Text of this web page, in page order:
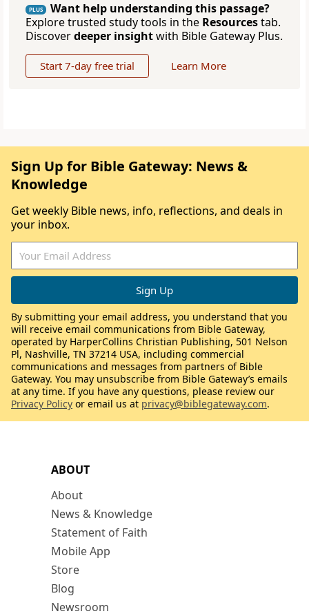
PLUS
Want help understanding this passage?
Explore trusted study tools in the Resourcestab.
Discoverdeeper insightwith Bible Gateway Plus.
Start 7-day free trial Learn More
ABOUT
About
News & Knowledge
Statement of Faith
Mobile App
Store
Blog
Newsroom
Sign Up for Bible Gateway: News &
Knowledge
Get weekly Bible news, info, reflections, and deals in
your inbox.
By submitting your email address, you understand that you
will receive email communications from Bible Gateway,
operated by HarperCollins Christian Publishing, 501 Nelson
Pl, Nashville, TN 37214 USA, including commercial
communications and messages from partners of Bible
Gateway. You may unsubscribe from Bible Gateway’s emails
at any time. If you have any questions, please review our
Privacy Policy or email us at privacy@biblegateway.com.